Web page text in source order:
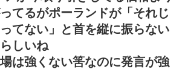
てるがポーランドが「それじ
てない」と首を縦に振らない
しいね
は強くない筈なのに発言が強